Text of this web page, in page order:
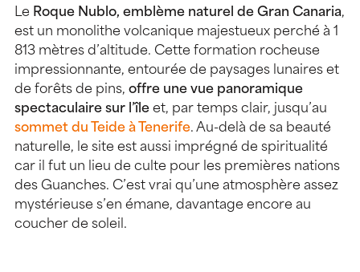
Le Roque Nublo, emblème naturel de Gran Canaria,
est un monolithe volcanique majestueux perché à 1
813 mètres d’altitude. Cette formation rocheuse
impressionnante, entourée de paysages lunaires et
de forêts de pins, offre une vue panoramique
spectaculaire sur l’île et, par temps clair, jusqu’au
sommet du Teide à Tenerife. Au-delà de sa beauté
naturelle, le site est aussi imprégné de spiritualité
car il fut un lieu de culte pour les premières nations
des Guanches. C’est vrai qu’une atmosphère assez
mystérieuse s’en émane, davantage encore au
coucher de soleil.